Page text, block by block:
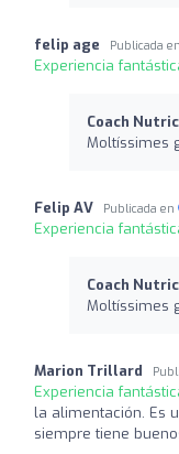
felip age Publicada en
Experiencia
Coach
Moltíssimes
Felip AV Publicada en
Experiencia
Coach
Moltíssimes
Marion Trillard
Experiencia
la alimentación. Es
siempre tiene